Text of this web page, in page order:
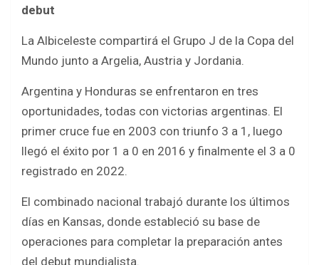
debut
La Albiceleste compartirá el Grupo J de la Copa del
Mundo junto a Argelia, Austria y Jordania.
Argentina y Honduras se enfrentaron en tres
oportunidades, todas con victorias argentinas. El
primer cruce fue en 2003 con triunfo 3 a 1, luego
llegó el éxito por 1 a 0 en 2016 y finalmente el 3 a 0
registrado en 2022.
El combinado nacional trabajó durante los últimos
días en Kansas, donde estableció su base de
operaciones para completar la preparación antes
del debut mundialista.